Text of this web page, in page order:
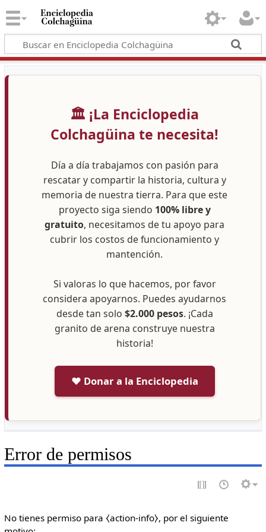
🏛️ ¡La Enciclopedia
Colchagüina te necesita!
Día a día trabajamos con pasión para
rescatar y compartir la historia, cultura y
memoria de nuestra tierra. Para que este
proyecto siga siendo 100% libre y
gratuito, necesitamos de tu apoyo para
cubrir los costos de funcionamiento y
mantención.
Si valoras lo que hacemos, por favor
considera apoyarnos. Puedes ayudarnos
desde tan solo $2.000 pesos. ¡Cada
granito de arena construye nuestra
historia!
❤️ Donar a la Enciclopedia
Error de permisos
No tienes permiso para ⧼action-info⧽, por el siguiente